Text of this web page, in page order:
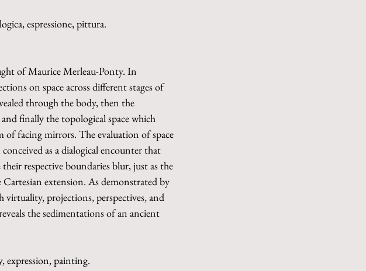
espressione, pittura.
of Maurice Merleau-Ponty. In
on space across different stages of
through the body, then the
finally the topological space which
of facing mirrors. The evaluation of space
as a dialogical encounter that
respective boundaries blur, just as the
extension. As demonstrated by
virtuality, projections, perspectives, and
the sedimentations of an ancient
expression, painting.